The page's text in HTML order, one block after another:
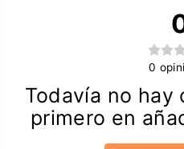
0
Todavía no hay
primero en